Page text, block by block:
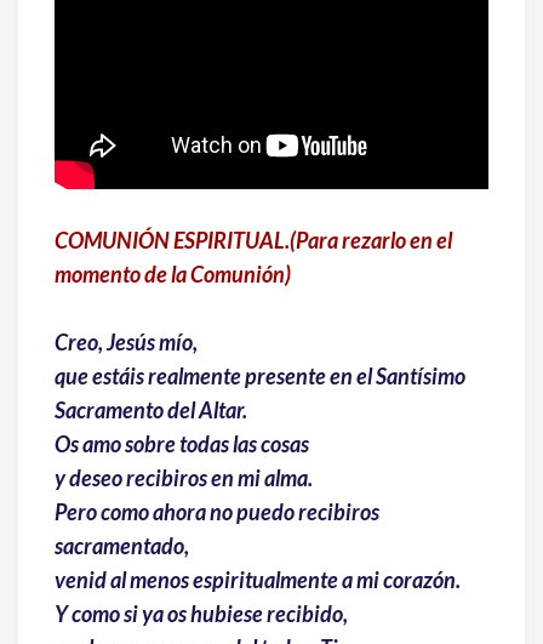
COMUNIÓN ESPIRITUAL.(Para rezarlo en el
momento de la Comunión)
Creo, Jesús mío,
que estáis realmente presente en el Santísimo
Sacramento del Altar.
Os amo sobre todas las cosas
y deseo recibiros en mi alma.
Pero como ahora no puedo recibiros
sacramentado,
venid al menos espiritualmente a mi corazón.
Y como si ya os hubiese recibido,